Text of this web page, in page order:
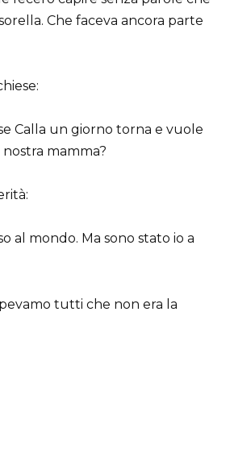
Che faceva ancora parte
Calla un giorno torna e vuole
mamma?
al mondo. Ma sono stato io a
tutti che non era la